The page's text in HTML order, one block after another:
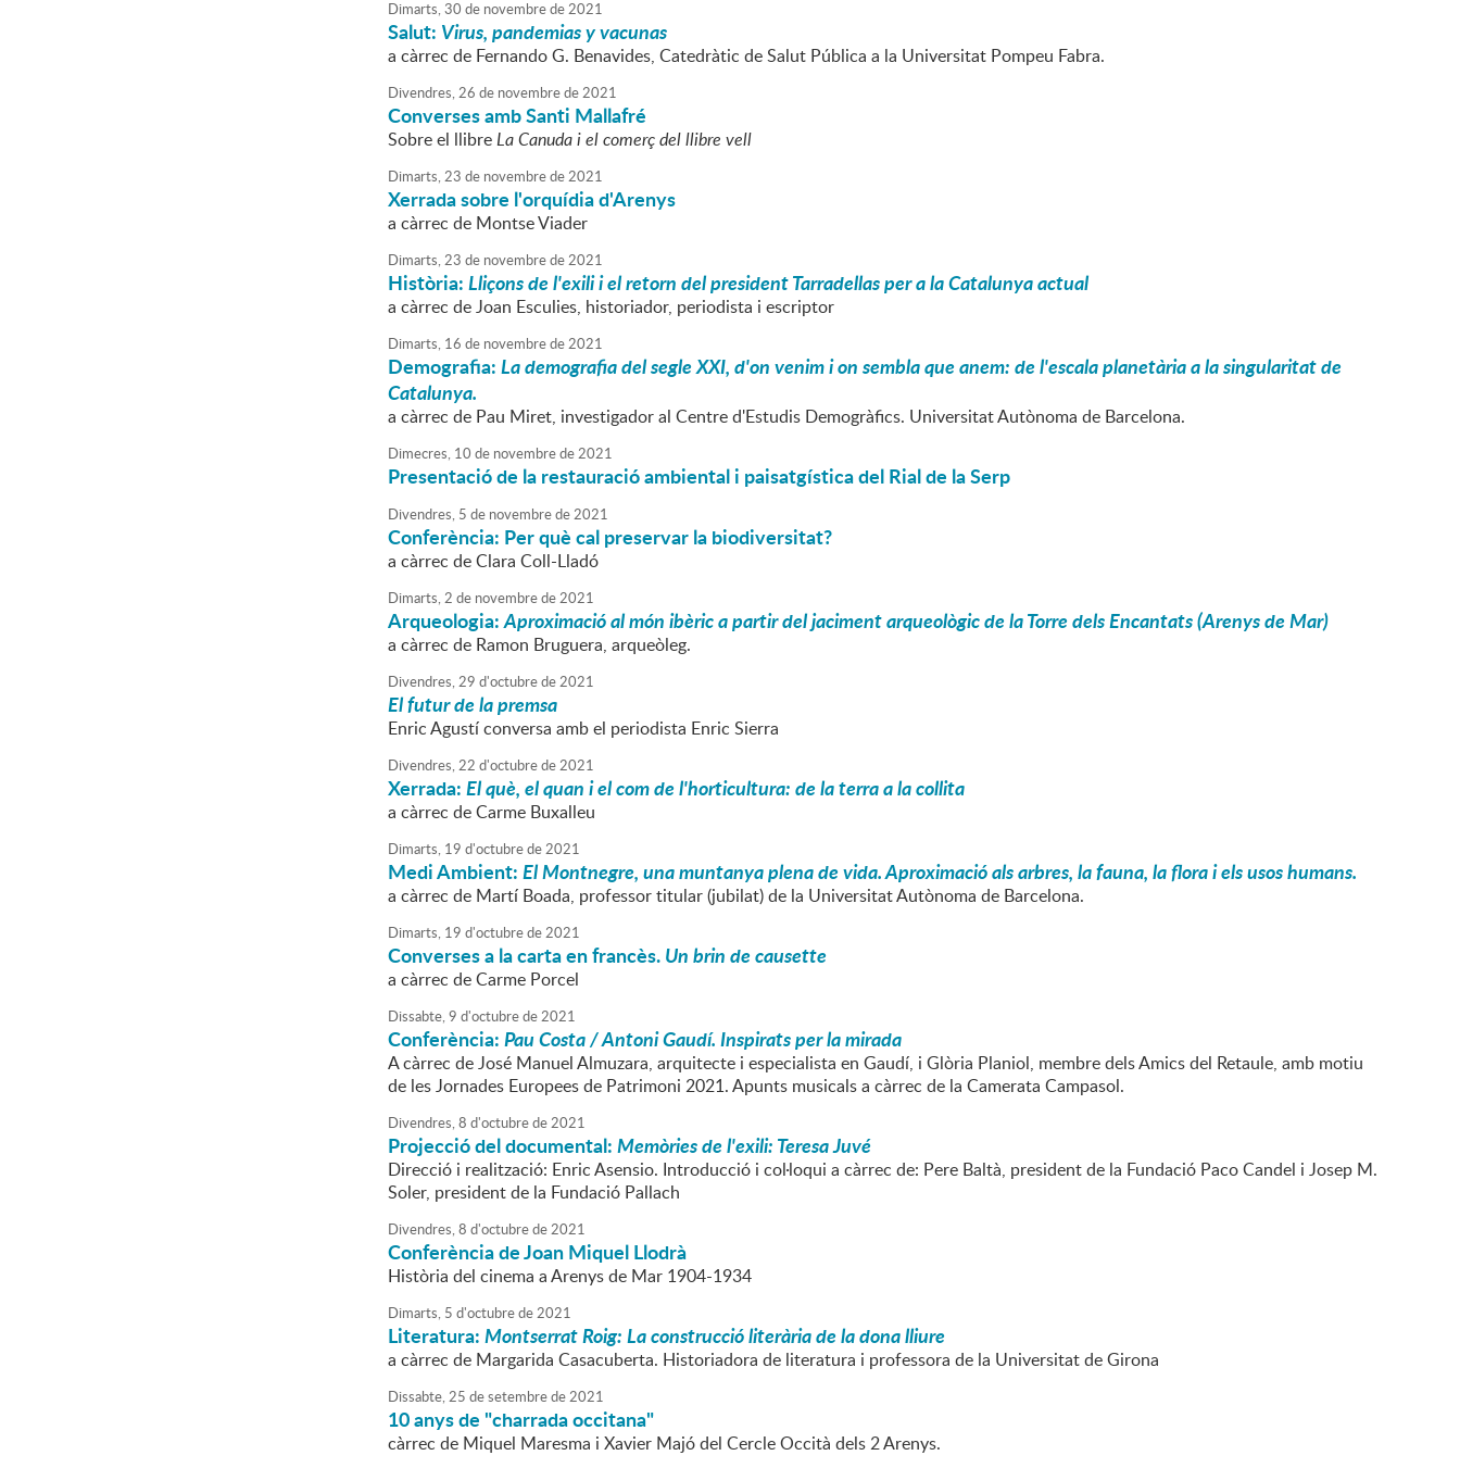
Dimarts,30 de novembrede2021
Salut: Virus, pandemias y vacunas
a càrrec de Fernando G. Benavides, Catedràtic de Salut Pública a la Universitat Pompeu Fabra.
Divendres,26 de novembrede2021
Converses amb Santi Mallafré
Sobre el llibreLa Canuda i el comerç del llibre vell
Dimarts,23 de novembrede2021
Xerrada sobre l'orquídia d'Arenys
a càrrec de Montse Viader
Dimarts,23 de novembrede2021
Història:Lliçons de l'exili i el retorn del president Tarradellas per a la Catalunya actual
a càrrec de Joan Esculies, historiador, periodista i escriptor
Dimarts, 16 de novembrede2021
Demografia:La demografia del segle XXI, d'on venim i on sembla que anem: de l'escala planetària a la singularitat de
Catalunya.
a càrrec de Pau Miret, investigador al Centre d'Estudis Demogràfics. Universitat Autònoma de Barcelona.
Dimecres, 10 de novembrede2021
Presentació de la restauració ambiental i paisatgística del Rial de la Serp
Divendres, 5 de novembrede2021
Conferència: Per què cal preservar la biodiversitat?
a càrrec de Clara Coll-Lladó
Dimarts,2 de novembrede2021
Arqueologia:Aproximació al món ibèric a partir del jaciment arqueològic de la Torre dels Encantats (Arenys de Mar)
a càrrec de Ramon Bruguera, arqueòleg.
Divendres,29 d'octubrede2021
El futur de la premsa
Enric Agustí conversa amb el periodista Enric Sierra
Divendres,22 d'octubrede2021
Xerrada:El què, el quan i el com de l'horticultura: de la terra a la collita
a càrrec de Carme Buxalleu
Dimarts, 19 d'octubrede2021
Medi Ambient:El Montnegre, una muntanya plena de vida. Aproximació als arbres, la fauna, la flora i els usos humans.
a càrrec de Martí Boada, professor titular (jubilat) de la Universitat Autònoma de Barcelona.
Dimarts, 19 d'octubrede2021
Converses a la carta en francès.Un brin de causette
a càrrec de Carme Porcel
Dissabte,9 d'octubrede2021
Conferència:Pau Costa / Antoni Gaudí. Inspirats per la mirada
A càrrec de José Manuel Almuzara, arquitecte i especialista en Gaudí, i Glòria Planiol, membre dels Amics del Retaule, amb motiu
de les Jornades Europees de Patrimoni 2021. Apunts musicals a càrrec de la Camerata Campasol.
Divendres,8 d'octubrede2021
Projecció del documental:Memòries de l'exili: Teresa Juvé
Direcció i realització: Enric Asensio. Introducció i col·loqui a càrrec de: Pere Baltà, president de la Fundació Paco Candel i Josep M.
Soler, president de la Fundació Pallach
Divendres,8 d'octubrede2021
Conferència de Joan Miquel Llodrà
Història del cinema a Arenys de Mar 1904-1934
Dimarts, 5 d'octubrede2021
Literatura:Montserrat Roig: La construcció literària de la dona lliure
a càrrec de Margarida Casacuberta. Historiadora de literatura i professora de la Universitat de Girona
Dissabte,25 desetembrede2021
10 anys de "charrada occitana"
càrrec de Miquel Maresma i Xavier Majó del Cercle Occità dels 2 Arenys.